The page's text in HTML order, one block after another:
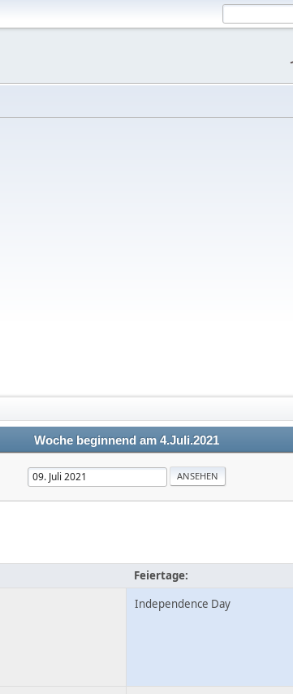
Woche beginnend am 4.Juli.2021
Feiertage:
Independence Day